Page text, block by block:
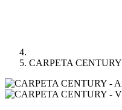
CARPETA CENTURY